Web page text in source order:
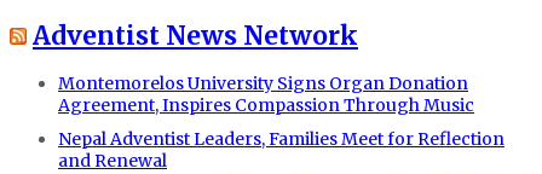
Adventist News Network
Montemorelos University Signs Organ Donation
Agreement, Inspires Compassion Through Music
Nepal Adventist Leaders, Families Meet for Reflection
and Renewal